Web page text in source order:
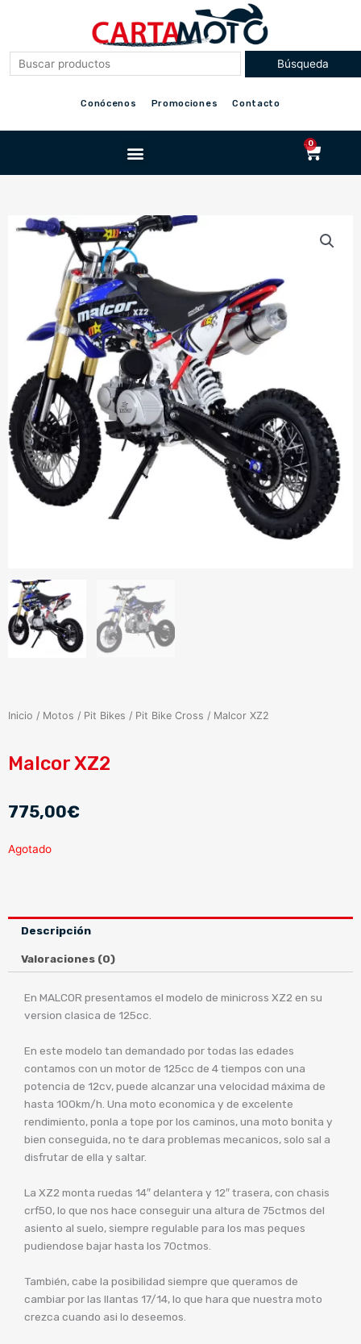
Conócenos Promociones Contacto
Menu 0
Inicio / Motos / Pit Bikes / Pit Bike Cross / Malcor XZ2
Malcor XZ2
775,00€
Agotado
Descripción
Valoraciones (0)
En MALCOR presentamos el modelo de minicross XZ2 en su
version clasica de 125cc.
En este modelo tan demandado por todas las edades
contamos con un motor de 125cc de 4 tiempos con una
potencia de 12cv, puede alcanzar una velocidad máxima de
hasta 100km/h. Una moto economica y de excelente
rendimiento, ponla a tope por los caminos, una moto bonita y
bien conseguida, no te dara problemas mecanicos, solo sal a
disfrutar de ella y saltar.
La XZ2 monta ruedas 14″ delantera y 12″ trasera, con chasis
crf50, lo que nos hace conseguir una altura de 75ctmos del
asiento al suelo, siempre regulable para los mas peques
pudiendose bajar hasta los 70ctmos.
También, cabe la posibilidad siempre que queramos de
cambiar por las llantas 17/14, lo que hara que nuestra moto
crezca cuando asi lo deseemos.